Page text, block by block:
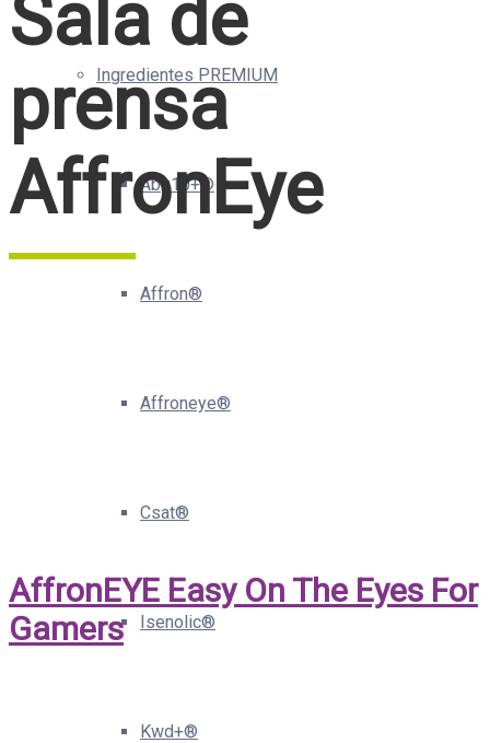
Ingredientes PREMIUM
Abg10+®
Affron®
Affroneye®
Csat®
Isenolic®
Kwd+®
Sala de
prensa
AffronEye
AffronEYE Easy On The Eyes For
Gamers